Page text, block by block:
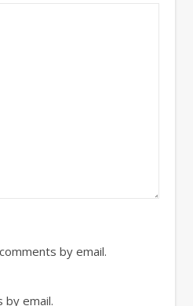
by email.
email.